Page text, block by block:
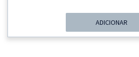
Original
Era:
ADICIONAR